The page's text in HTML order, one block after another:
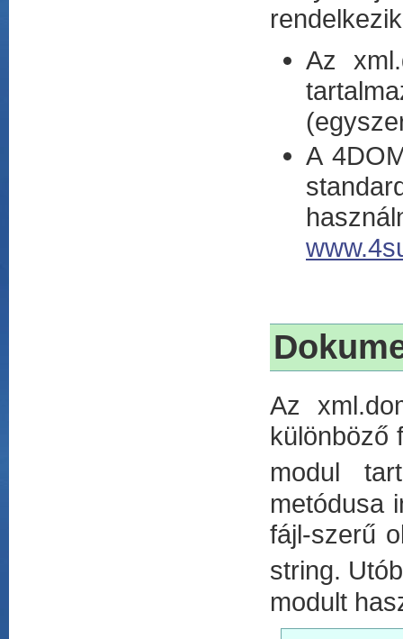
Az
A
Az
különböző
modul
metódusa
fájl-szerű
string.
modult